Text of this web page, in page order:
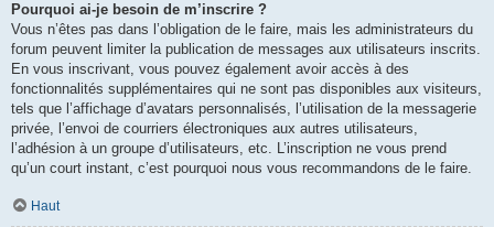
Pourquoi ai-je besoin de m’inscrire ?
Vous n’êtes pas dans l’obligation de le faire, mais les administrateurs du
forum peuvent limiter la publication de messages aux utilisateurs inscrits.
En vous inscrivant, vous pouvez également avoir accès à des
fonctionnalités supplémentaires qui ne sont pas disponibles aux visiteurs,
tels que l’affichage d’avatars personnalisés, l’utilisation de la messagerie
privée, l’envoi de courriers électroniques aux autres utilisateurs,
l’adhésion à un groupe d’utilisateurs, etc. L’inscription ne vous prend
qu’un court instant, c’est pourquoi nous vous recommandons de le faire.
Haut